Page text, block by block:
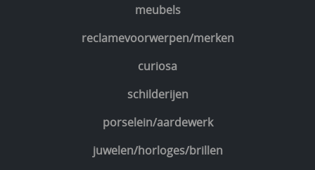
meubels
reclamevoorwerpen/merken
curiosa
schilderijen
porselein/aardewerk
juwelen/horloges/brillen